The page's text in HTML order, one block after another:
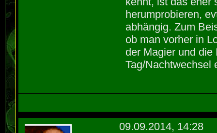
herumprobieren,
abhängig. Zum
ob man vorher in
der Magier und
Tag/Nachtwechsel
09.09.2014, 14:28